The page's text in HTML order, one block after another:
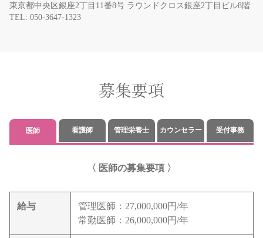
東京都中央区銀座2丁目11番8号 ラウンドクロス銀座2丁目ビル8階
TEL: 050-3647-1323
募集要項
医師 看護師 管理栄養士 カウンセラー 受付事務
医師の募集要項
給与
管理医師：27,000,000円/年
常勤医師：26,000,000円/年